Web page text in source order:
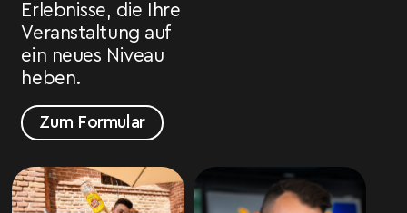
Erlebnisse, die Ihre
Veranstaltung auf
ein neues Niveau
heben.
Zum Formular